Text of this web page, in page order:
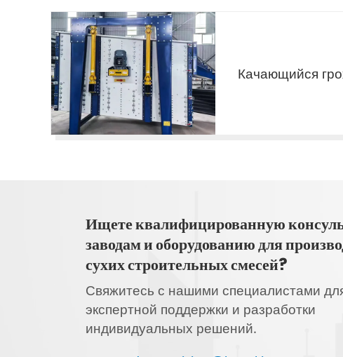
Качающийся
Ищете квалифицированную
заводам и оборудованию для
сухих строительных смесей?
Свяжитесь с нашими специалистами
экспертной поддержки и разработки
индивидуальных решений.